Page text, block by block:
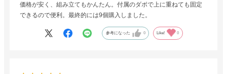
価格が安く、組み立てもかんたん。付属のダボで上に重ねても固定
できるので便利。最終的には9個購入しました。
参考になった 0 Like! 0